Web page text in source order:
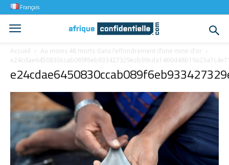
Français
Accueil
Au moins 48 morts dans l’effondrement d’une mine d’or